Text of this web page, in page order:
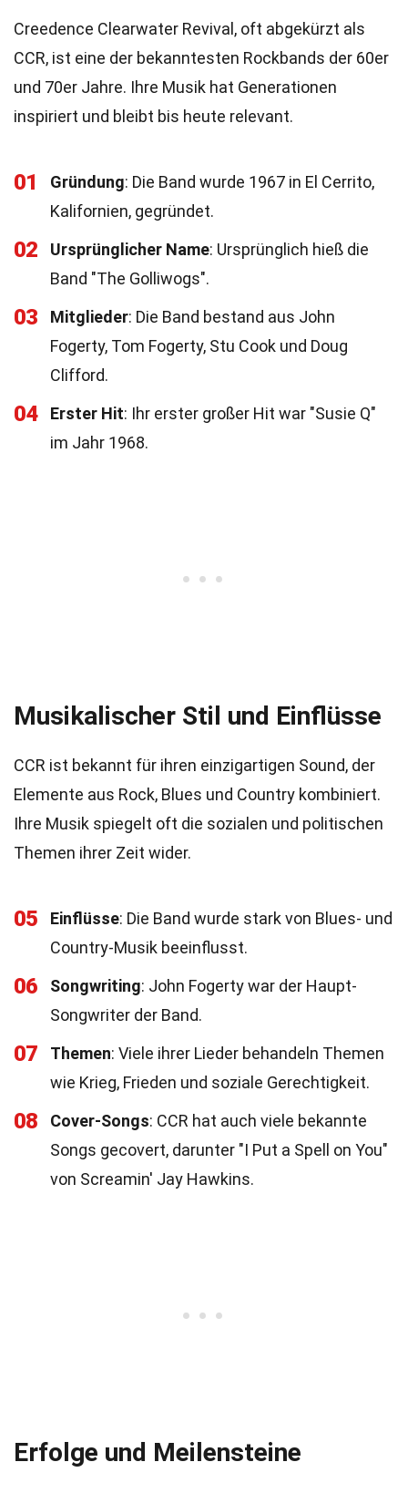
Creedence Clearwater Revival, oft abgekürzt als
CCR, ist eine der bekanntesten Rockbands der 60er
und 70er Jahre. Ihre Musik hat Generationen
inspiriert und bleibt bis heute relevant.
01 Gründung: Die Band wurde 1967 in El Cerrito,
Kalifornien, gegründet.
02 Ursprünglicher Name: Ursprünglich hieß die
Band "The Golliwogs".
03 Mitglieder: Die Band bestand aus John
Fogerty, Tom Fogerty, Stu Cook und Doug
Clifford.
04 Erster Hit: Ihr erster großer Hit war "Susie Q"
im Jahr 1968.
Musikalischer Stil und Einflüsse
CCR ist bekannt für ihren einzigartigen Sound, der
Elemente aus Rock, Blues und Country kombiniert.
Ihre Musik spiegelt oft die sozialen und politischen
Themen ihrer Zeit wider.
05 Einflüsse: Die Band wurde stark von Blues- und
Country-Musik beeinflusst.
06 Songwriting: John Fogerty war der Haupt-
Songwriter der Band.
07 Themen: Viele ihrer Lieder behandeln Themen
wie Krieg, Frieden und soziale Gerechtigkeit.
08 Cover-Songs: CCR hat auch viele bekannte
Songs gecovert, darunter "I Put a Spell on You"
von Screamin' Jay Hawkins.
Erfolge und Meilensteine